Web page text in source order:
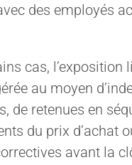
des employés
cas, l’exposition
au moyen
de retenues en
du prix d’achat
avant la